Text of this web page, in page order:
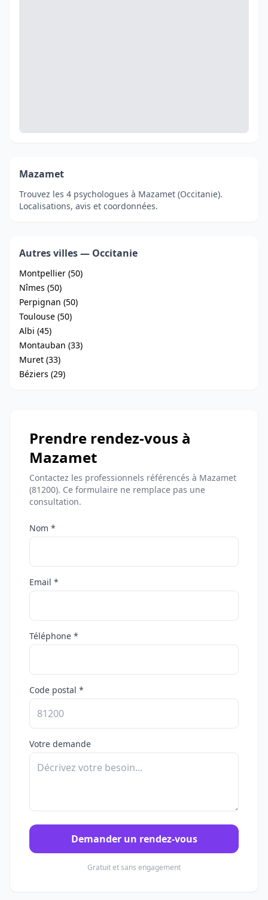
Mazamet
Trouvez les 4 psychologues à Mazamet (Occitanie).
Localisations, avis et coordonnées.
Autres villes — Occitanie
Montpellier (50)
Nîmes (50)
Perpignan (50)
Toulouse (50)
Albi (45)
Montauban (33)
Muret (33)
Béziers (29)
Prendre rendez-vous à
Mazamet
Contactez les professionnels référencés à Mazamet
(81200). Ce formulaire ne remplace pas une
consultation.
Nom *
Email *
Téléphone *
Code postal *
Votre demande
Demander un rendez-vous
Gratuit et sans engagement